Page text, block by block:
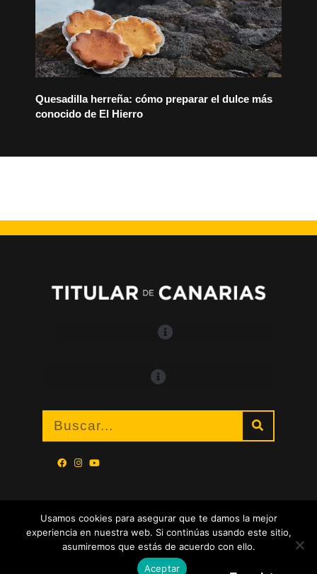
Quesadilla herreña: cómo preparar el dulce más
conocido de El Hierro
Usamos cookies para asegurar que te damos la mejor
experiencia en nuestra web. Si continúas usando este sitio,
asumiremos que estás de acuerdo con ello.
Aceptar